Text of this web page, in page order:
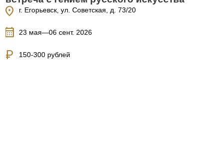
location_on г. Егорьевск, ул. Советская, д. 73/20
calendar_month 23 мая—06 сент. 2026
currency_ruble 150-300 рублей